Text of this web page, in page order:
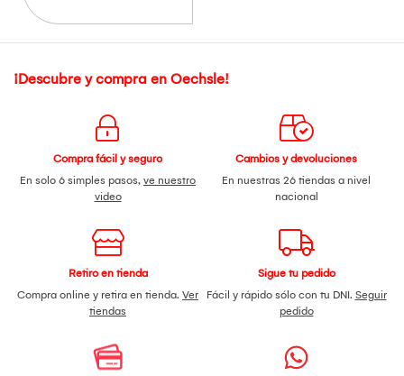
¡Descubre y compra en Oechsle!
Compra fácil y seguro
En solo 6 simples pasos, ve nuestro
video
Cambios y devoluciones
En nuestras 26 tiendas a nivel
nacional
Retiro en tienda
Compra online y retira en tienda. Ver
tiendas
Sigue tu pedido
Fácil y rápido sólo con tu DNI. Seguir
pedido